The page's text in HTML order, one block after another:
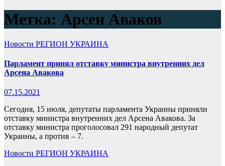
Метка: Арсен Аваков
Новости РЕГИОН УКРАИНА
Парламент принял отставку министра внутренних дел
Арсена Авакова
07.15.2021
Сегодня, 15 июля, депутаты парламента Украины приняли
отставку министра внутренних дел Арсена Авакова. За
отставку министра проголосовал 291 народный депутат
Украины, а против – 7.
Новости РЕГИОН УКРАИНА